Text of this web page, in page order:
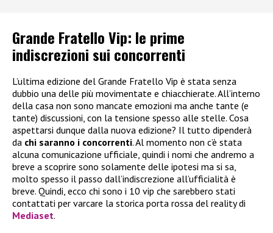
Grande Fratello Vip: le prime
indiscrezioni sui concorrenti
L’ultima edizione del Grande Fratello Vip è stata senza
dubbio una delle più movimentate e chiacchierate. All’interno
della casa non sono mancate emozioni ma anche tante (e
tante) discussioni, con la tensione spesso alle stelle. Cosa
aspettarsi dunque dalla nuova edizione? Il tutto dipenderà
da chi saranno i concorrenti. Al momento non c’è stata
alcuna comunicazione ufficiale, quindi i nomi che andremo a
breve a scoprire sono solamente delle ipotesi ma si sa,
molto spesso il passo dall’indiscrezione all’ufficialità è
breve. Quindi, ecco chi sono i 10 vip che sarebbero stati
contattati per varcare la storica porta rossa del reality di
Mediaset.